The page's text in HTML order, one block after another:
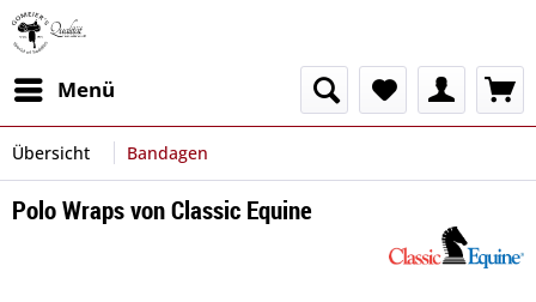
Menü
Übersicht Bandagen
Polo Wraps von Classic Equine